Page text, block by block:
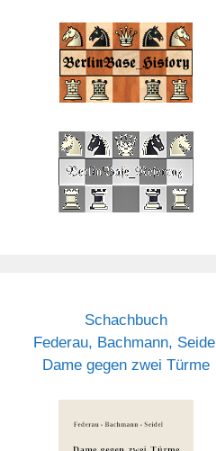
Schachbuch
Federau, Bachmann, Seidel
Dame gegen zwei Türme